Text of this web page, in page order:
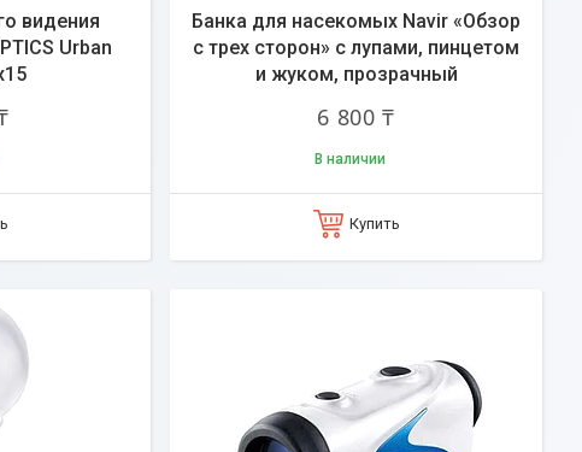
видения
Urban
Банка для насекомых Navir «Обзор
с трех сторон» с лупами, пинцетом
и жуком, прозрачный
6 800 ₸
В наличии
Купить